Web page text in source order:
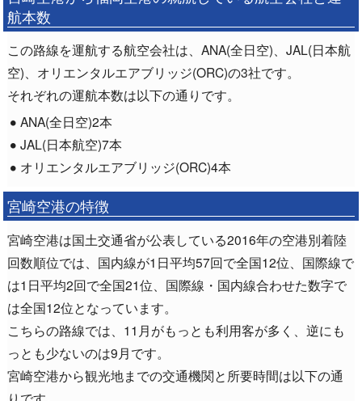
航本数
この路線を運航する航空会社は、ANA(全日空)、JAL(日本航
空)、オリエンタルエアブリッジ(ORC)の3社です。
それぞれの運航本数は以下の通りです。
ANA(全日空)2本
JAL(日本航空)7本
オリエンタルエアブリッジ(ORC)4本
宮崎空港の特徴
宮崎空港は国土交通省が公表している2016年の空港別着陸
回数順位では、国内線が1日平均57回で全国12位、国際線で
は1日平均2回で全国21位、国際線・国内線合わせた数字で
は全国12位となっています。
こちらの路線では、11月がもっとも利用客が多く、逆にも
っとも少ないのは9月です。
宮崎空港から観光地までの交通機関と所要時間は以下の通
りです。